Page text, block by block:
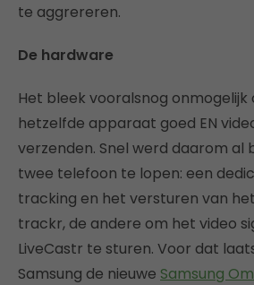
te aggrereren.
De hardware
Het bleek vooralsnog
hetzelfde apparaat goed EN
verzenden. Snel werd daarom al
twee telefoon te lopen: een
tracking en het versturen van
trackr, de andere om het video
LiveCastr te sturen. Voor dat
Samsung de nieuwe Samsung